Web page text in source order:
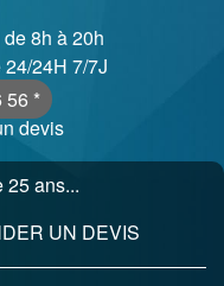
8h à 20h
24H 7/7J
56 *
devis
ans...
UN DEVIS